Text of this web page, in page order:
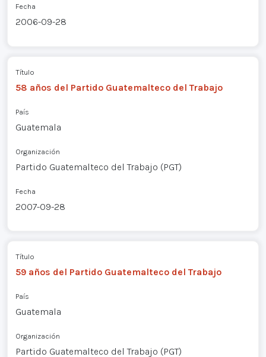
Fecha
2006-09-28
Título
58 años del Partido Guatemalteco del Trabajo
País
Guatemala
Organización
Partido Guatemalteco del Trabajo (PGT)
Fecha
2007-09-28
Título
59 años del Partido Guatemalteco del Trabajo
País
Guatemala
Organización
Partido Guatemalteco del Trabajo (PGT)